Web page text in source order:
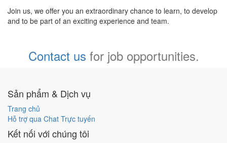
Join us, we offer you an extraordinary chance to learn, to develop
and to be part of an exciting experience and team.
Contact us for job opportunities.
Sản phẩm & Dịch vụ
Trang chủ
Hỗ trợ qua Chat Trực tuyến
Kết nối với chúng tôi